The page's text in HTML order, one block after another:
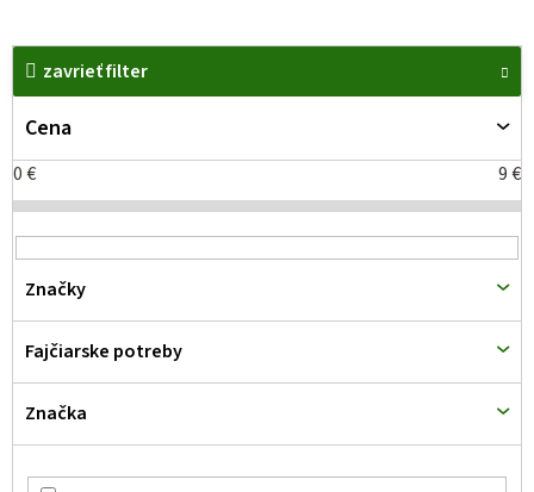
zavrieť filter
Cena
0€ 9€
Značky
Fajčiarske potreby
Značka
V
p
s
p
r
o
d
u
k
o